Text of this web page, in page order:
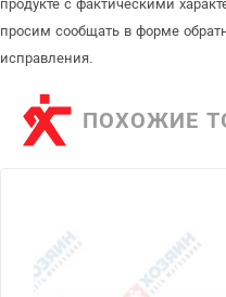
продукте с фактическими
просим сообщать в форме
исправления.
ПОХОЖИЕ